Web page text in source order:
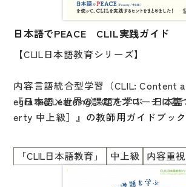
日本語でPEACE CLIL実践ガイド
【CLIL日本語教育シリーズ】
内容言語統合型学習（CLIL: Content
egrated Learning）のアプローチに基
『日本語×世界の課題を学ぶ 日本語
erty 中上級］』 の教師用ガイドブック
CLILを実践する際に、どんな準備や工
のか、ヒントが満載です。
実践者の内省（つぶやき）や、学習者
「CLIL日本語教育」 中上級 内容重視